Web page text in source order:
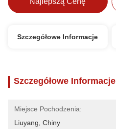
Szczegółowe Informacje
Szczegółowe Informacje
Miejsce Pochodzenia:
Liuyang, Chiny